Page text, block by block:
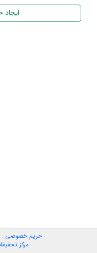
حریم خصوصی
مرکز